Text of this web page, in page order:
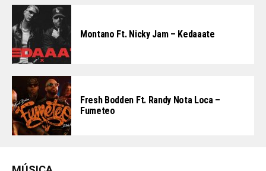
Montano Ft. Nicky Jam – Kedaaate
Fresh Bodden Ft. Randy Nota Loca –
Fumeteo